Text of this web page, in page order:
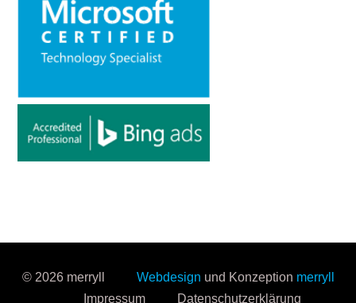
© 2026 merryll Webdesign und Konzeption merryll
Impressum
Datenschutzerklärung